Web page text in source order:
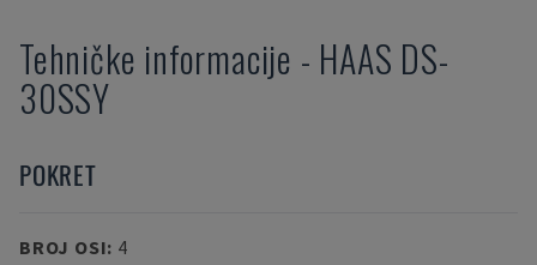
Tehničke informacije - HAAS DS-
30SSY
POKRET
BROJ OSI: 4